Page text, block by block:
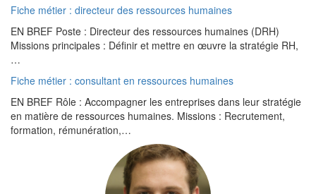
Fiche métier : directeur des ressources humaines
EN BREF Poste : Directeur des ressources humaines (DRH)
Missions principales : Définir et mettre en œuvre la stratégie RH,
…
Fiche métier : consultant en ressources humaines
EN BREF Rôle : Accompagner les entreprises dans leur stratégie
en matière de ressources humaines. Missions : Recrutement,
formation, rémunération,…